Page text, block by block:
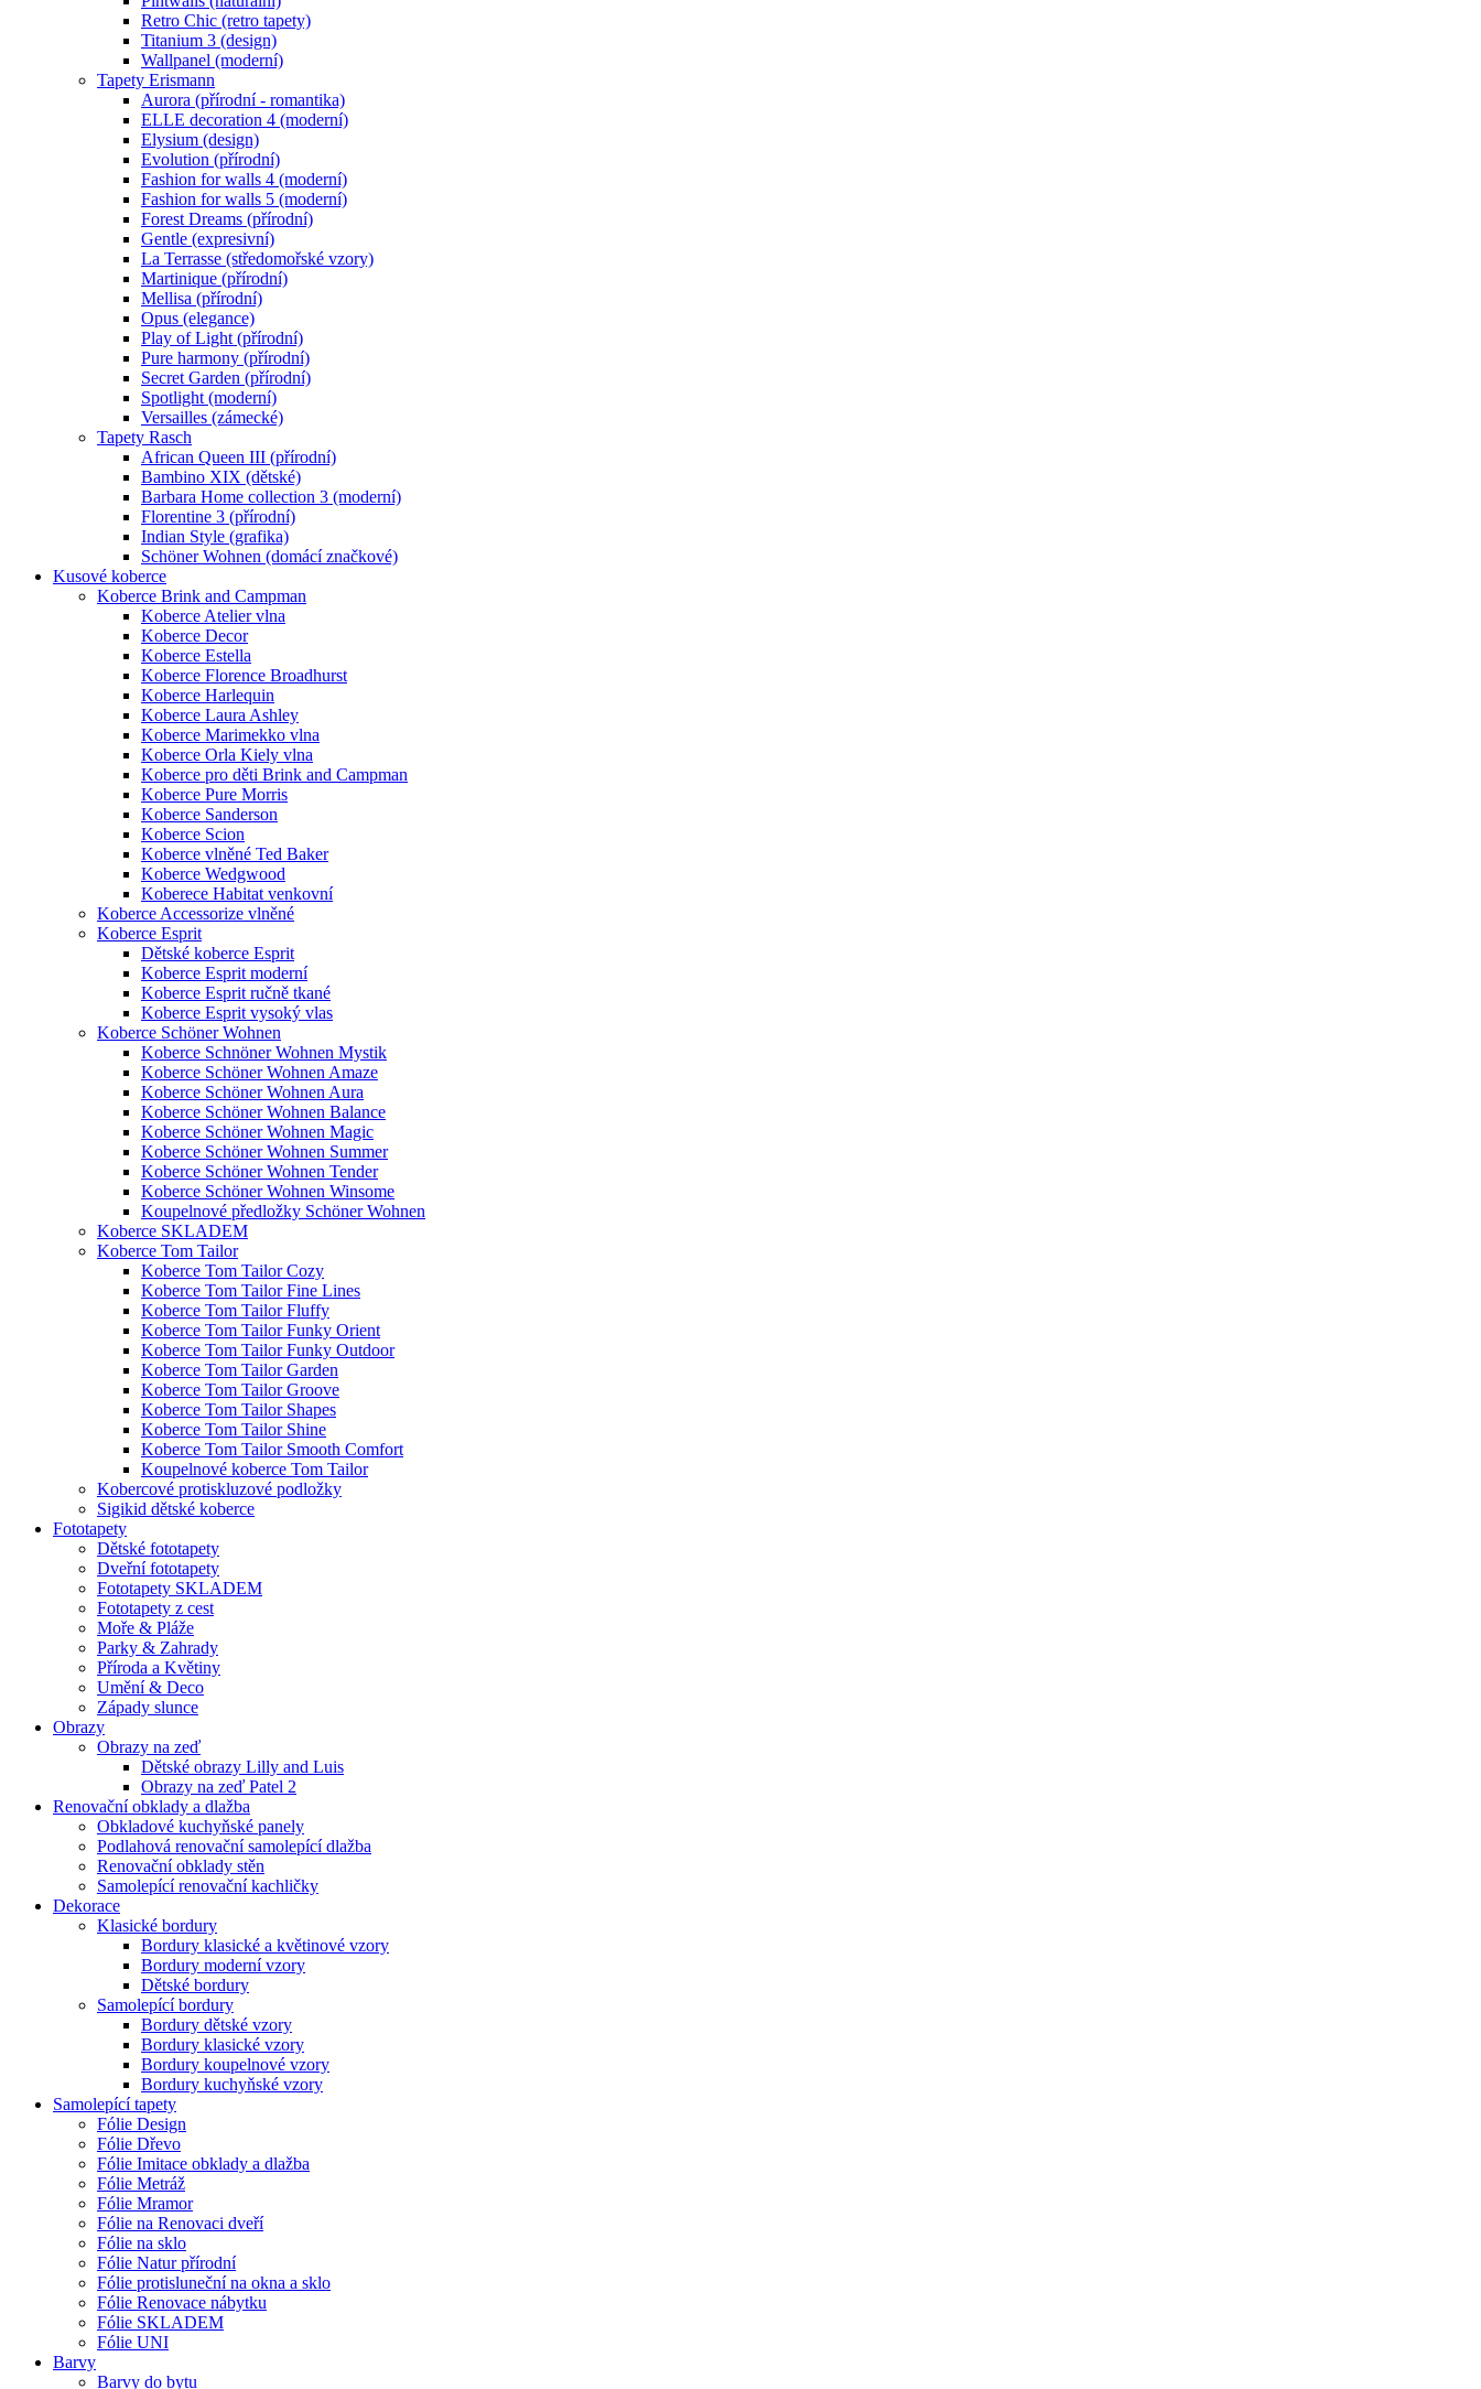
Retro Chic (retro tapety)
Titanium 3 (design)
Wallpanel (moderní)
Tapety Erismann
Aurora (přírodní - romantika)
ELLE decoration 4 (moderní)
Elysium (design)
Evolution (přírodní)
Fashion for walls 4 (moderní)
Fashion for walls 5 (moderní)
Forest Dreams (přírodní)
Gentle (expresivní)
La Terrasse (středomořské vzory)
Martinique (přírodní)
Mellisa (přírodní)
Opus (elegance)
Play of Light (přírodní)
Pure harmony (přírodní)
Secret Garden (přírodní)
Spotlight (moderní)
Versailles (zámecké)
Tapety Rasch
African Queen III (přírodní)
Bambino XIX (dětské)
Barbara Home collection 3 (moderní)
Florentine 3 (přírodní)
Indian Style (grafika)
Schöner Wohnen (domácí značkové)
Kusové koberce
Koberce Brink and Campman
Koberce Atelier vlna
Koberce Decor
Koberce Estella
Koberce Florence Broadhurst
Koberce Harlequin
Koberce Laura Ashley
Koberce Marimekko vlna
Koberce Orla Kiely vlna
Koberce pro děti Brink and Campman
Koberce Pure Morris
Koberce Sanderson
Koberce Scion
Koberce vlněné Ted Baker
Koberce Wedgwood
Koberece Habitat venkovní
Koberce Accessorize vlněné
Koberce Esprit
Dětské koberce Esprit
Koberce Esprit moderní
Koberce Esprit ručně tkané
Koberce Esprit vysoký vlas
Koberce Schöner Wohnen
Koberce Schnöner Wohnen Mystik
Koberce Schöner Wohnen Amaze
Koberce Schöner Wohnen Aura
Koberce Schöner Wohnen Balance
Koberce Schöner Wohnen Magic
Koberce Schöner Wohnen Summer
Koberce Schöner Wohnen Tender
Koberce Schöner Wohnen Winsome
Koupelnové předložky Schöner Wohnen
Koberce SKLADEM
Koberce Tom Tailor
Koberce Tom Tailor Cozy
Koberce Tom Tailor Fine Lines
Koberce Tom Tailor Fluffy
Koberce Tom Tailor Funky Orient
Koberce Tom Tailor Funky Outdoor
Koberce Tom Tailor Garden
Koberce Tom Tailor Groove
Koberce Tom Tailor Shapes
Koberce Tom Tailor Shine
Koberce Tom Tailor Smooth Comfort
Koupelnové koberce Tom Tailor
Kobercové protiskluzové podložky
Sigikid dětské koberce
Fototapety
Dětské fototapety
Dveřní fototapety
Fototapety SKLADEM
Fototapety z cest
Moře & Pláže
Parky & Zahrady
Příroda a Květiny
Umění & Deco
Západy slunce
Obrazy
Obrazy na zeď
Dětské obrazy Lilly and Luis
Obrazy na zeď Patel 2
Renovační obklady a dlažba
Obkladové kuchyňské panely
Podlahová renovační samolepící dlažba
Renovační obklady stěn
Samolepící renovační kachličky
Dekorace
Klasické bordury
Bordury klasické a květinové vzory
Bordury moderní vzory
Dětské bordury
Samolepící bordury
Bordury dětské vzory
Bordury klasické vzory
Bordury koupelnové vzory
Bordury kuchyňské vzory
Samolepící tapety
Fólie Design
Fólie Dřevo
Fólie Imitace obklady a dlažba
Fólie Metráž
Fólie Mramor
Fólie na Renovaci dveří
Fólie na sklo
Fólie Natur přírodní
Fólie protisluneční na okna a sklo
Fólie Renovace nábytku
Fólie SKLADEM
Fólie UNI
Barvy
Barvy do bytu